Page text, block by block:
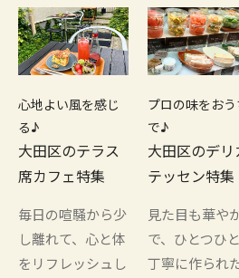
心地よい風を感じ
る♪
大田区のテラス
席カフェ特集
毎日の喧騒から少
し離れて、心と体
をリフレッシュし
プロの味をおう
で♪
大田区のデリ
テッセン特集
見た目も華や
で、ひとつひ
丁寧に作られ